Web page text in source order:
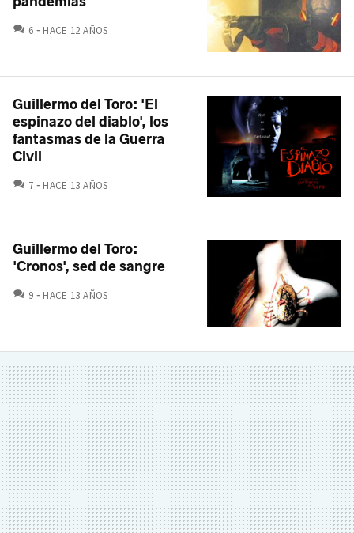
6 COMENTARIOS
HACE 12 AÑOS
Guillermo del Toro: 'El
espinazo del diablo', los
fantasmas de la Guerra
Civil
7 COMENTARIOS
HACE 13 AÑOS
Guillermo del Toro:
'Cronos', sed de sangre
9 COMENTARIOS
HACE 13 AÑOS